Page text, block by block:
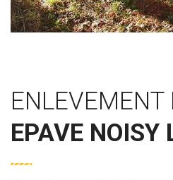
ENLEVEMENT
EPAVE NOISY